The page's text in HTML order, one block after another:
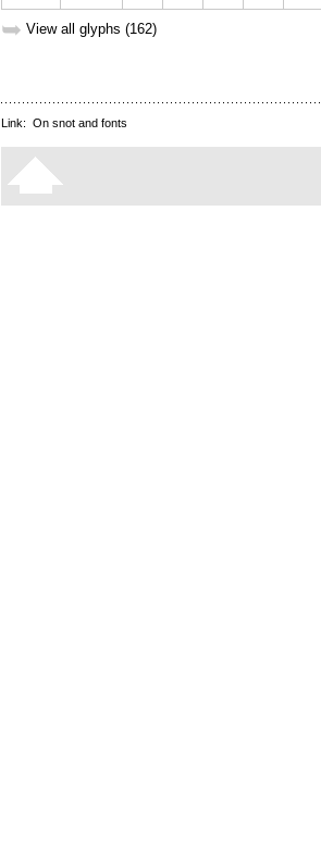
➥ View all glyphs (162)
Link: On snot and fonts